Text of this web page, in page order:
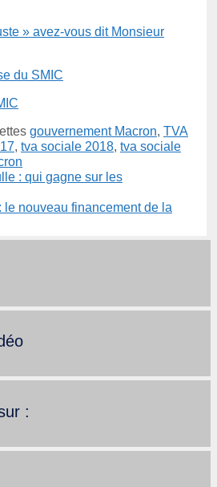
» avez-vous dit Monsieur
gouvernement Macron, TVA
, tva sociale 2018, tva sociale
: qui gagne sur les
le nouveau financement de la
: